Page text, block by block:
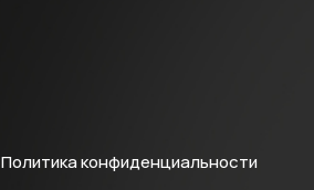
Политика конфиденциальности